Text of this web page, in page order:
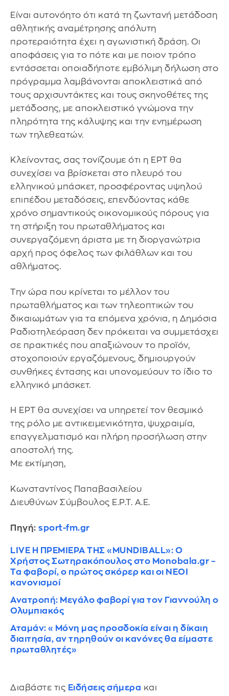
Είναι αυτονόητο ότι κατά τη ζωντανή μετάδοση
αθλητικής αναμέτρησης απόλυτη
προτεραιότητα έχει η αγωνιστική δράση. Οι
αποφάσεις για το πότε και με ποιον τρόπο
εντάσσεται οποιαδήποτε εμβόλιμη δήλωση στο
πρόγραμμα λαμβάνονται αποκλειστικά από
τους αρχισυντάκτες και τους σκηνοθέτες της
μετάδοσης, με αποκλειστικό γνώμονα την
πληρότητα της κάλυψης και την ενημέρωση
των τηλεθεατών.
Κλείνοντας, σας τονίζουμε ότι η ΕΡΤ θα
συνεχίσει να βρίσκεται στο πλευρό του
ελληνικού μπάσκετ, προσφέροντας υψηλού
επιπέδου μεταδόσεις, επενδύοντας κάθε
χρόνο σημαντικούς οικονομικούς πόρους για
τη στήριξη του πρωταθλήματος και
συνεργαζόμενη άριστα με τη διοργανώτρια
αρχή προς όφελος των φιλάθλων και του
αθλήματος.
Την ώρα που κρίνεται το μέλλον του
πρωταθλήματος και των τηλεοπτικών του
δικαιωμάτων για τα επόμενα χρόνια, η Δημόσια
Ραδιοτηλεόραση δεν πρόκειται να συμμετάσχει
σε πρακτικές που απαξιώνουν το προϊόν,
στοχοποιούν εργαζόμενους, δημιουργούν
συνθήκες έντασης και υπονομεύουν το ίδιο το
ελληνικό μπάσκετ.
Η ΕΡΤ θα συνεχίσει να υπηρετεί τον θεσμικό
της ρόλο με αντικειμενικότητα, ψυχραιμία,
επαγγελματισμό και πλήρη προσήλωση στην
αποστολή της.
Με εκτίμηση,
Κωνσταντίνος Παπαβασιλείου
Διευθύνων Σύμβουλος Ε.Ρ.Τ. Α.Ε.
Πηγή: sport-fm.gr
LIVE H ΠΡΕΜΙΕΡΑ ΤΗΣ «MUNDIBALL»: Ο
Χρήστος Σωτηρακόπουλος στο Monobala.gr –
Τα φαβορί, ο πρώτος σκόρερ και οι ΝΕΟΙ
κανονισμοί
Ανατροπή: Μεγάλο φαβορί για τον Γιαννούλη ο
Ολυμπιακός
Αταμάν: «Μόνη μας προσδοκία είναι η δίκαιη
διαιτησία, αν τηρηθούν οι κανόνες θα είμαστε
πρωταθλητές»
Διαβάστε τις Ειδήσεις σήμερα και